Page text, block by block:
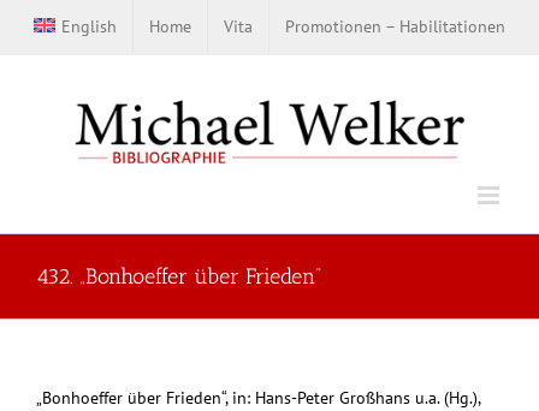
Inhalt
English Home Vita Promotionen – Habilitationen
432. „Bonhoeffer über Frieden“
„Bonhoeffer über Frieden“, in: Hans-Peter Großhans u.a. (Hg.),